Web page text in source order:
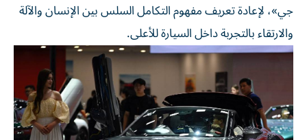
جي»، لإعادة تعريف مفهوم التكامل السلس بين الإنسان والآلة
والارتقاء بالتجربة داخل السيارة للأعلى.